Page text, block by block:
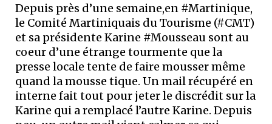
Depuis près d’une semaine,en #Martinique,
le Comité Martiniquais du Tourisme (#CMT)
et sa présidente Karine #Mousseau sont au
coeur d’une étrange tourmente que la
presse locale tente de faire mousser même
quand la mousse tique. Un mail récupéré en
interne fait tout pour jeter le discrédit sur la
Karine qui a remplacé l’autre Karine. Depuis